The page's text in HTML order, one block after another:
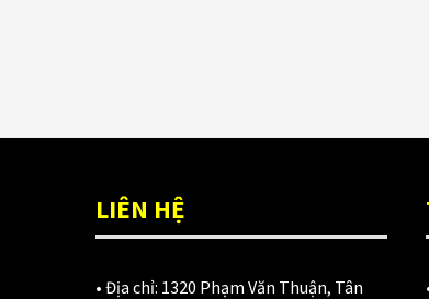
LIÊN HỆ
• Địa chỉ: 1320 Phạm Văn Thuận, Tân